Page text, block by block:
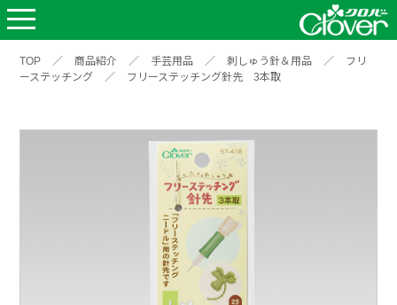
TOP ／ 商品紹介 ／ 手芸用品 ／ 刺しゅう針＆用品 ／
フリ
ーステッチング
／ フリーステッチング針先 3本取